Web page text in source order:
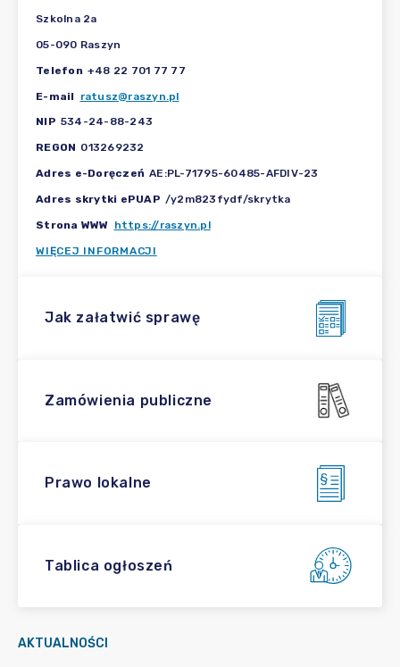
Szkolna 2a
05-090 Raszyn
Telefon +48 22 701 77 77
E-mail ratusz@raszyn.pl
NIP 534-24-88-243
REGON 013269232
Adres e-Doręczeń AE:PL-71795-60485-AFDIV-23
Adres skrytki ePUAP /y2m823fydf/skrytka
Strona WWW https://raszyn.pl
WIĘCEJ INFORMACJI
Jak załatwić sprawę
Zamówienia publiczne
Prawo lokalne
Tablica ogłoszeń
AKTUALNOŚCI